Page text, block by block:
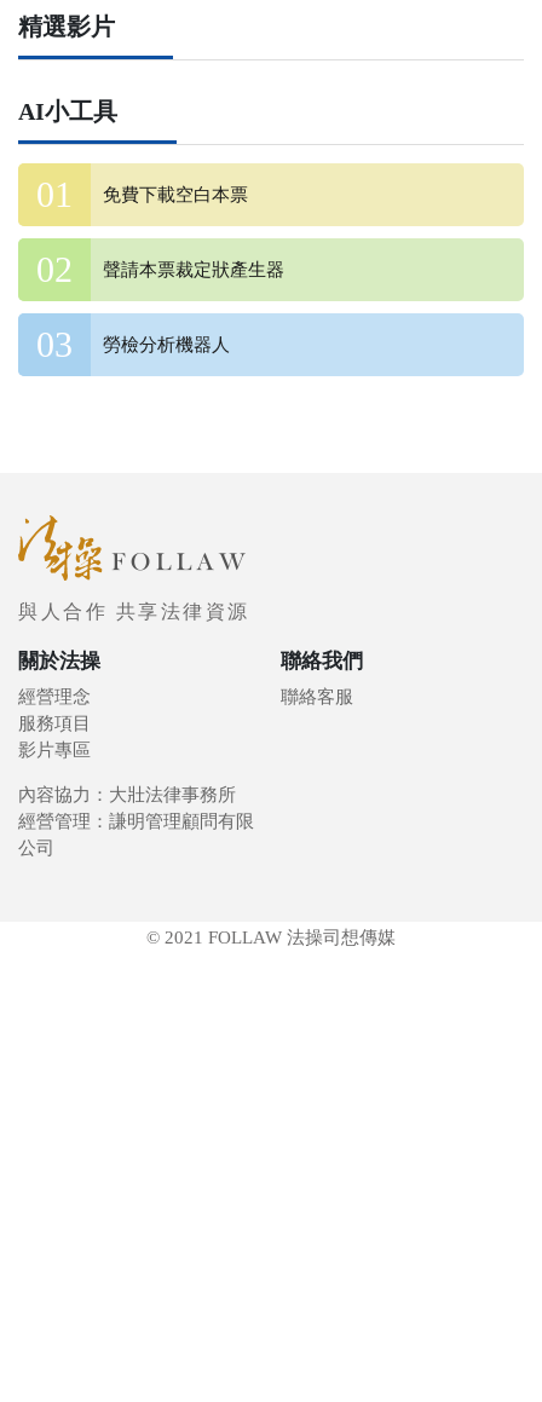
精選影片
AI小工具
免費下載空白本票
聲請本票裁定狀產生器
勞檢分析機器人
與人合作 共享法律資源
關於法操
經營理念
服務項目
影片專區
聯絡我們
聯絡客服
內容協力：大壯法律事務所
經營管理：謙明管理顧問有限
公司
© 2021 FOLLAW 法操司想傳媒